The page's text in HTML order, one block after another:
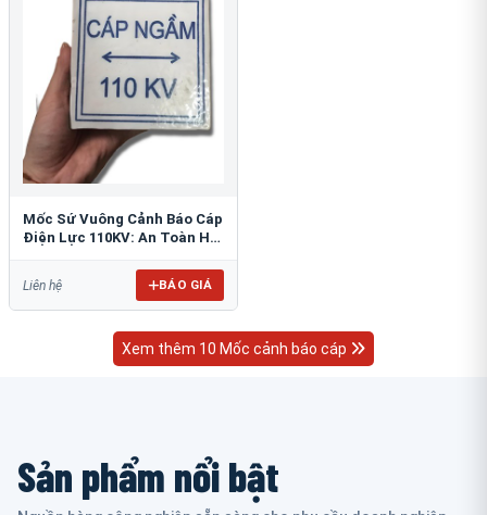
Mốc Sứ Vuông Cảnh Báo Cáp
Điện Lực 110KV: An Toàn Hệ
Liên hệ BÁO GIÁ
Xem thêm 10 Mốc cảnh báo cáp
Sản phẩm nổi bật